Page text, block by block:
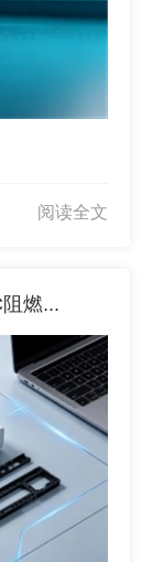
阅读全文
燃...